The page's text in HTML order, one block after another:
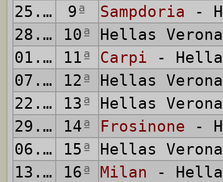
25.10.2015
9ª Sampdoria -
28.10.2015
10ª
Hellas
01.11.2015
11ª Carpi -
07.11.2015
12ª
Hellas
22.11.2015
13ª
Hellas
29.11.2015
14ª Frosinone -
06.12.2015
15ª
Hellas
13.12.2015
16ª Milan -